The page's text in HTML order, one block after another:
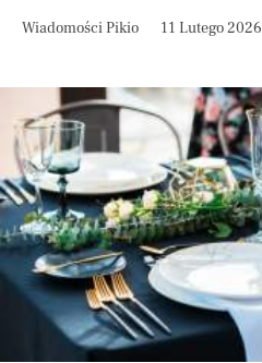
Wiadomości Pikio 11 Lutego 2026